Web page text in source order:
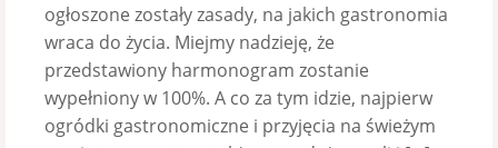
ogłoszone zostały zasady, na jakich gastronomia
wraca do życia. Miejmy nadzieję, że
przedstawiony harmonogram zostanie
wypełniony w 100%. A co za tym idzie, najpierw
ogródki gastronomiczne i przyjęcia na świeżym